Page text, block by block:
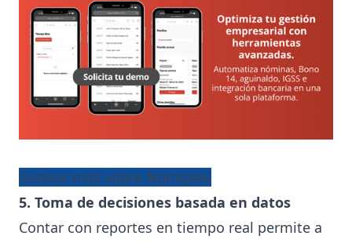
Conoce más sobre Nomiplex
5. Toma de decisiones basada en datos
Contar con reportes en tiempo real permite a